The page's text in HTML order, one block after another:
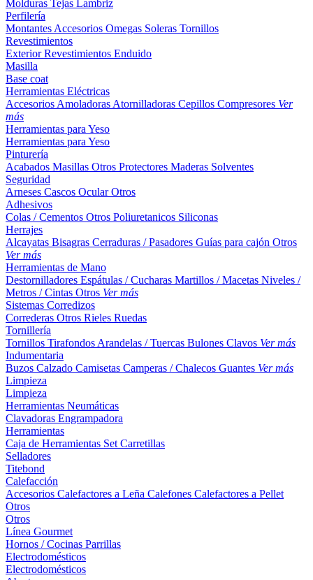
Molduras Tejas Lambriz
Perfilería
Montantes Accesorios Omegas Soleras Tornillos
Revestimientos
ExteriorRevestimientos Enduido
Masilla
Base coat
Herramientas Eléctricas
Accesorios Amoladoras Atornilladoras Cepillos Compresores Ver
más
Herramientas para Yeso
Herramientas para Yeso
Pinturería
Acabados Masillas Otros Protectores Maderas Solventes
Seguridad
Arneses Cascos OcularOtros
Adhesivos
Colas / Cementos Otros Poliuretanicos Siliconas
Herrajes
Alcayatas Bisagras Cerraduras / Pasadores Guías para cajón Otros
Ver más
Herramientas de Mano
Destornilladores Espátulas / Cucharas Martillos / Macetas Niveles /
Metros / Cintas Otros Ver más
Sistemas Corredizos
Correderas Otros Rieles Ruedas
Tornillería
Tornillos Tirafondos Arandelas / Tuercas Bulones Clavos Ver más
Indumentaria
Buzos Calzado Camisetas Camperas / Chalecos Guantes Ver más
Limpieza
Limpieza
Herramientas Neumáticas
Clavadoras Engrampadora
Herramientas
Caja de Herramientas Set Carretillas
Selladores
Titebond
Calefacción
Accesorios Calefactores a Leña Calefones Calefactores a Pellet
Otros
Otros
Línea Gourmet
Hornos / Cocinas Parrillas
Electrodomésticos
Electrodomésticos